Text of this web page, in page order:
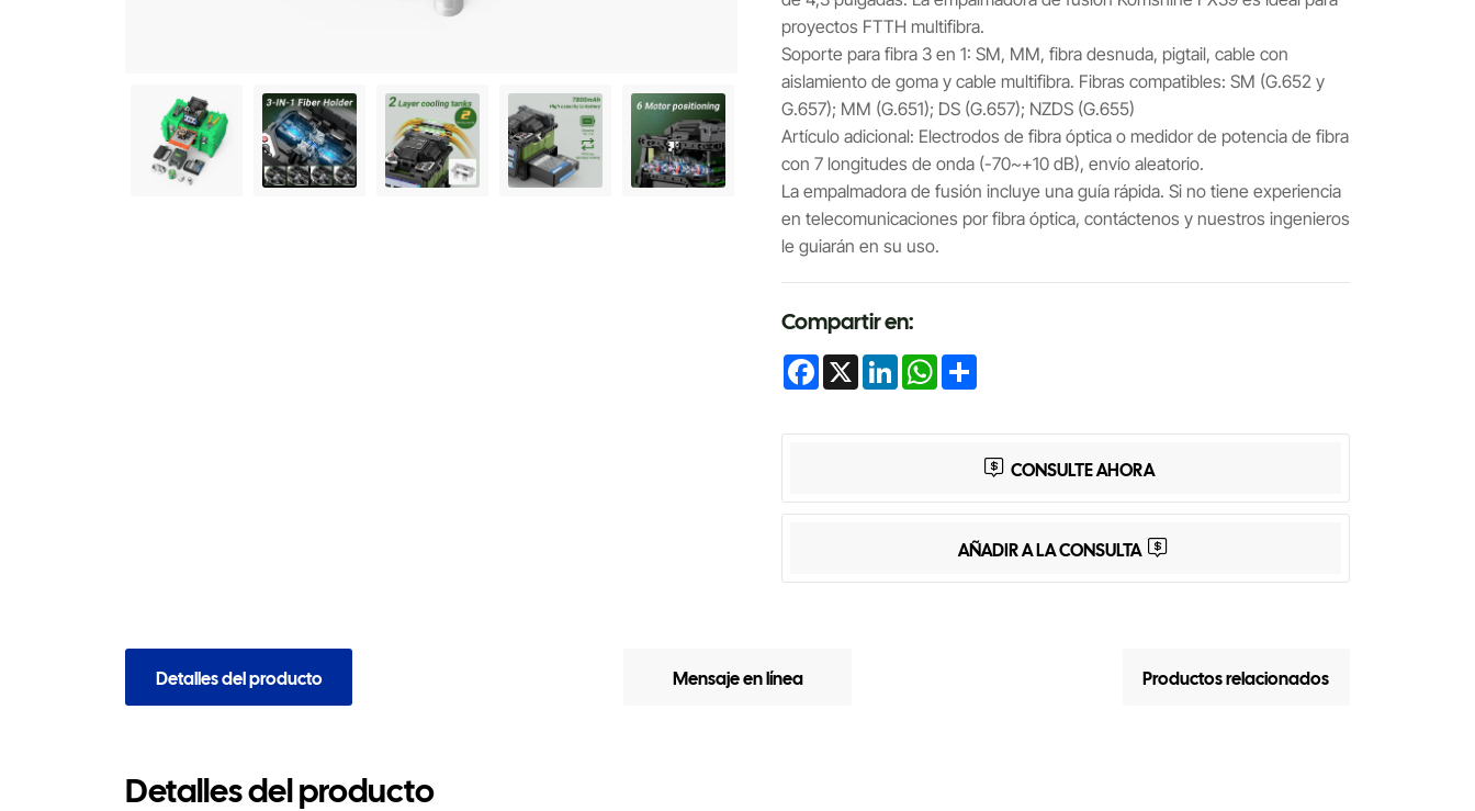
proyectos FTTH multifibra.
Soporte para fibra 3 en 1: SM, MM, fibra desnuda, pigtail, cable con
aislamiento de goma y cable multifibra. Fibras compatibles: SM (G.652 y
G.657); MM (G.651); DS (G.657); NZDS (G.655)
Artículo adicional: Electrodos de fibra óptica o medidor de potencia de fibra
con 7 longitudes de onda (-70~+10 dB), envío aleatorio.
La empalmadora de fusión incluye una guía rápida. Si no tiene experiencia
en telecomunicaciones por fibra óptica, contáctenos y nuestros ingenieros
le guiarán en su uso.
Compartir en:
Facebook
X LinkedInWhatsApp
CONSULTE AHORA
AÑADIR A LA CONSULTA
Detalles del producto Mensaje en línea Productos relacionados
Detalles del producto